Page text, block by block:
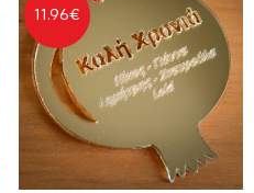
11.96€